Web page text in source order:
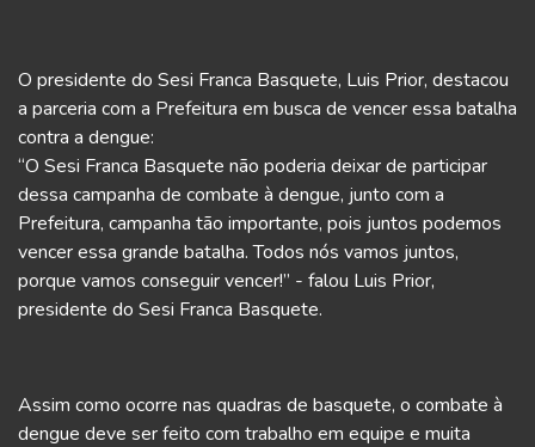
O presidente do Sesi Franca Basquete, Luis Prior, destacou
a parceria com a Prefeitura em busca de vencer essa batalha
contra a dengue:
“O Sesi Franca Basquete não poderia deixar de participar
dessa campanha de combate à dengue, junto com a
Prefeitura, campanha tão importante, pois juntos podemos
vencer essa grande batalha. Todos nós vamos juntos,
porque vamos conseguir vencer!” - falou Luis Prior,
presidente do Sesi Franca Basquete.
Assim como ocorre nas quadras de basquete, o combate à
dengue deve ser feito com trabalho em equipe e muita